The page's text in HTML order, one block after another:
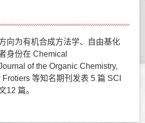
向为有机合成方法学、自由基化
身份在 Chemical
of theOrganic Chemistry,
等知名期刊发表 5 篇 SCI
12 篇。